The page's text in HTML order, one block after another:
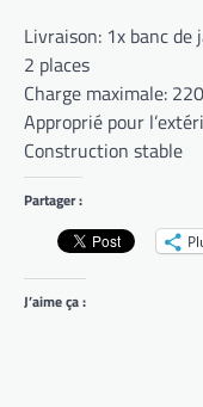
Livraison: 1x banc de
2 places
Charge maximale:
Approprié pour
Construction stable
Partager :
J’aime ça :